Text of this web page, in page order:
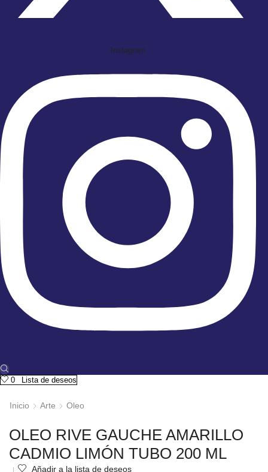
Instagram
0 Lista de deseos
Inicio Arte Oleo
OLEO RIVE GAUCHE AMARILLO
CADMIO LIMÓN TUBO 200 ML
Añadir a la lista de deseos